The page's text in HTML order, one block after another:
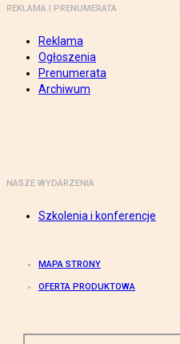
REKLAMA I PRENUMERATA
Reklama
Ogłoszenia
Prenumerata
Archiwum
NASZE WYDARZENIA
Szkolenia i konferencje
MAPA STRONY
OFERTA PRODUKTOWA